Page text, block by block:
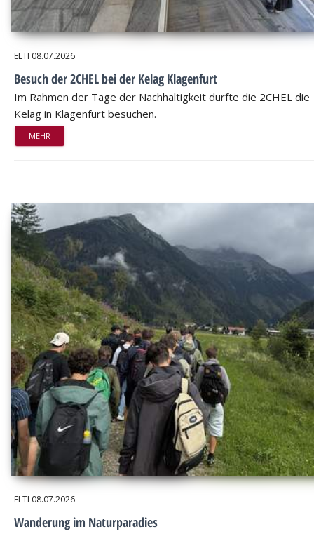
ELTI 08.07.2026
Besuch der 2CHEL bei der Kelag Klagenfurt
Im Rahmen der Tage der Nachhaltigkeit durfte die 2CHEL die
Kelag in Klagenfurt besuchen.
MEHR
ELTI 08.07.2026
Wanderung im Naturparadies